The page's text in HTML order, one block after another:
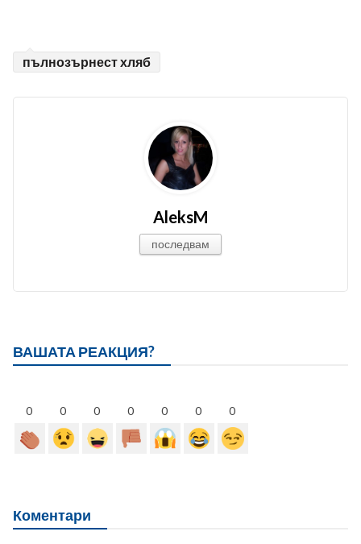
пълнозърнест хляб
AleksM
последвам
ВАШАТА РЕАКЦИЯ?
0 0 0 0 0 0 0
Коментари